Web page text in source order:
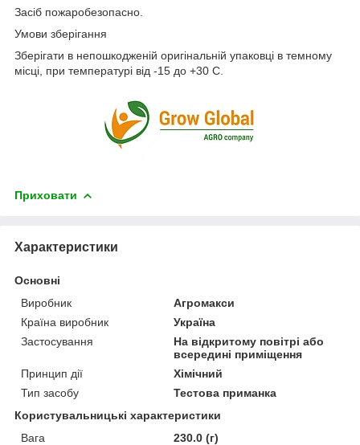
Засіб пожаробезопасно.
Умови зберігання
Зберігати в непошкодженій оригінальній упаковці в темному
місці, при температурі від -15 до +30 С.
Приховати
Характеристики
Основні
Виробник
Агромакси
Країна виробник
Україна
Застосування
На відкритому повітрі або
всередині приміщення
Принцип дії
Хімічний
Тип засобу
Тестова приманка
Користувальницькі характеристики
Вага
230.0 (г)